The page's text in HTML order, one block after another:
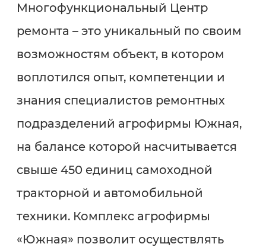
Многофункциональный Центр
ремонта – это уникальный по своим
возможностям объект, в котором
воплотился опыт, компетенции и
знания специалистов ремонтных
подразделений агрофирмы Южная,
на балансе которой насчитывается
свыше 450 единиц самоходной
тракторной и автомобильной
техники. Комплекс агрофирмы
«Южная» позволит осуществлять